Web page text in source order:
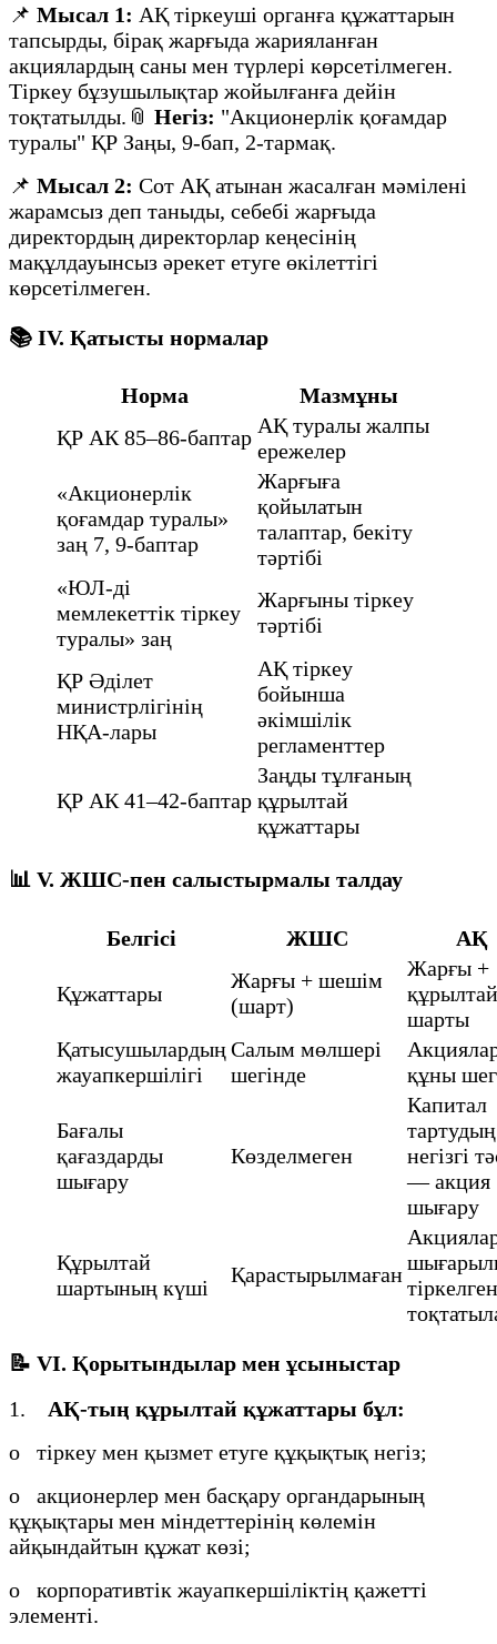
📌 Мысал 1: АҚ тіркеуші органға құжаттарын
тапсырды, бірақ жарғыда жарияланған
акциялардың саны мен түрлері көрсетілмеген.
Тіркеу бұзушылықтар жойылғанға дейін
тоқтатылды.📎 Негіз: "Акционерлік қоғамдар
туралы" ҚР Заңы, 9-бап, 2-тармақ.
📌 Мысал 2: Сот АҚ атынан жасалған мәмілені
жарамсыз деп таныды, себебі жарғыда
директордың директорлар кеңесінің
мақұлдауынсыз әрекет етуге өкілеттігі
көрсетілмеген.
📚 IV. Қатысты нормалар
Норма
Мазмұны
ҚР АК 85–86-баптар АҚ туралы жалпы
ережелер
«Акционерлік
қоғамдар туралы»
заң 7, 9-баптар
Жарғыға
қойылатын
талаптар, бекіту
тәртібі
«ЮЛ-ді
мемлекеттік тіркеу
туралы» заң
Жарғыны тіркеу
тәртібі
ҚР Әділет
министрлігінің
НҚА-лары
АҚ тіркеу
бойынша
әкімшілік
регламенттер
ҚР АК 41–42-баптар
Заңды тұлғаның
құрылтай
құжаттары
📊 V. ЖШС-пен салыстырмалы талдау
Белгісі ЖШС АҚ
Құжаттары
Жарғы + шешім
(шарт)
Жарғы +
құрылтай
шарты
Қатысушылардың
жауапкершілігі
Салым мөлшері
шегінде
құны
Бағалы
қағаздарды
шығару
Көзделмеген
Капитал
тартудың
негізгі
— акция
шығару
Құрылтай
шартының күші
Қарастырылмаған
📝 VI. Қорытындылар мен ұсыныстар
1. АҚ-тың құрылтай құжаттары бұл:
o тіркеу мен қызмет етуге құқықтық негіз;
o акционерлер мен басқару органдарының
құқықтары мен міндеттерінің көлемін
айқындайтын құжат көзі;
o корпоративтік жауапкершіліктің қажетті
элементі.